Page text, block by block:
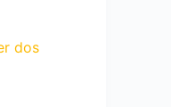
dos